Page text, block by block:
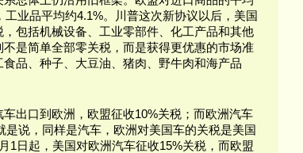
业品平均约4.1%。川普这次新协议以后，美国
包括机械设备、工业零部件、化工产品和其他
是简单全部零关税，而是获得更优惠的市场准
品、种子、大豆油、猪肉、野牛肉和海产品
出口到欧洲，欧盟征收10%关税；而欧洲汽车
说，同样是汽车，欧洲对美国车的关税是美国
1日起，美国对欧洲汽车征收15%关税，而欧盟